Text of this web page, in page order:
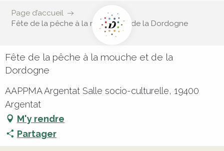
Page d’accueil
Fête de la pêche à la mouche et de la Dordogne
Fête de la pêche à la mouche et de la
Dordogne
AAPPMA Argentat Salle socio-culturelle, 19400
Argentat
M'y rendre
Partager